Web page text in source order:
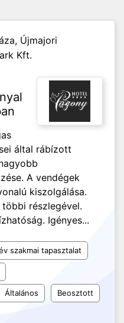
Újmajori
Kft.
által rábízott
A vendégek
kiszolgálása.
részlegével.
Igényes...
szakmai tapasztalat
Általános Beosztott